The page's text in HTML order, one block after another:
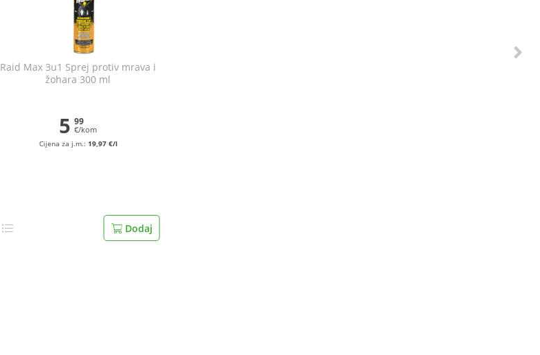
Raid Max 3u1 Sprej protiv mrava i
žohara 300 ml
5 99
€/kom
Cijena za j.m.: 19,97 €/l
Dodaj